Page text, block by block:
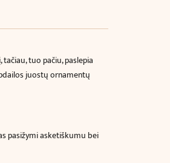
tuo pačiu, paslepia
juostų ornamentų
pasižymi asketiškumu bei